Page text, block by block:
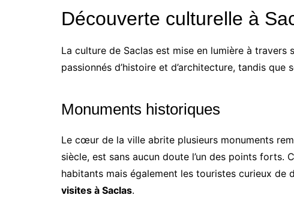
Découverte culturelle à
La culture de Saclas est mise en lumière à
passionnés d’histoire et d’architecture, tandis
Monuments historiques
Le cœur de la ville abrite plusieurs monuments
siècle, est sans aucun doute l’un des points
habitants mais également les touristes curieux de
visites à Saclas.